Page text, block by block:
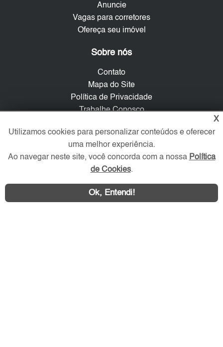
Anuncie
Vagas para corretores
Ofereça seu imóvel
Sobre nós
Contato
Mapa do Site
Política de Privacidade
Trabalhe Conosco
Verificada por
Redes Sociais
X
Utilizamos cookies para personalizar conteúdos e oferecer
uma melhor experiência.
Ao navegar neste site, você concorda com a nossa Política
de Cookies.
Ok, Entendi!